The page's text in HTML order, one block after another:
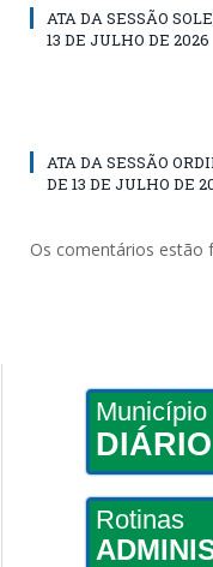
ATA DA SESSÃO
13 DE JULHO DE 2026
ATA DA SESSÃO
DE 13 DE JULHO DE
Os comentários estão
Município
Rotinas